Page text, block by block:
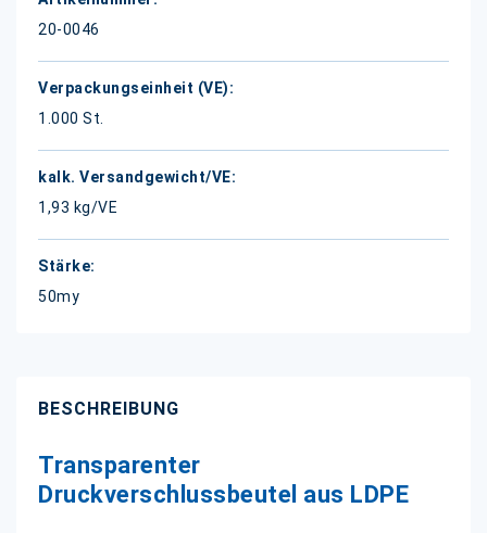
20-0046
1.000 St.
1,93 kg/VE
50my
BESCHREIBUNG
Transparenter
Druckverschlussbeutel aus LDPE